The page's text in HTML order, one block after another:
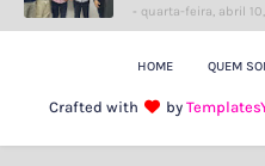
quarta-feira, abril
HOME QUEM
Crafted with by